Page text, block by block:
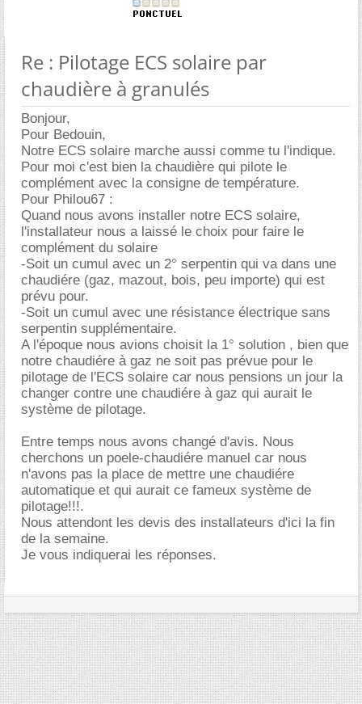
Re : Pilotage ECS solaire par
chaudière à granulés
Bonjour,
Pour Bedouin,
Notre ECS solaire marche aussi comme tu l'indique.
Pour moi c'est bien la chaudière qui pilote le
complément avec la consigne de température.
Pour Philou67 :
Quand nous avons installer notre ECS solaire,
l'installateur nous a laissé le choix pour faire le
complément du solaire
-Soit un cumul avec un 2° serpentin qui va dans une
chaudiére (gaz, mazout, bois, peu importe) qui est
prévu pour.
-Soit un cumul avec une résistance électrique sans
serpentin supplémentaire.
A l'époque nous avions choisit la 1° solution , bien que
notre chaudiére à gaz ne soit pas prévue pour le
pilotage de l'ECS solaire car nous pensions un jour la
changer contre une chaudiére à gaz qui aurait le
système de pilotage.
Entre temps nous avons changé d'avis. Nous
cherchons un poele-chaudiére manuel car nous
n'avons pas la place de mettre une chaudiére
automatique et qui aurait ce fameux système de
pilotage!!!.
Nous attendont les devis des installateurs d'ici la fin
de la semaine.
Je vous indiquerai les réponses.